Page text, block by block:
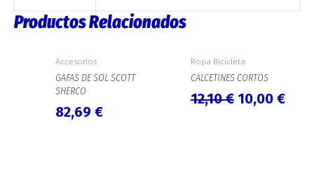
Productos Relacionados
Accesorios
GAFAS DE SOL SCOTT
SHERCO
82,69 €
Ropa Bicicleta
CALCETINES CORTOS
12,10€
precio
original
era:
10,00 €es: